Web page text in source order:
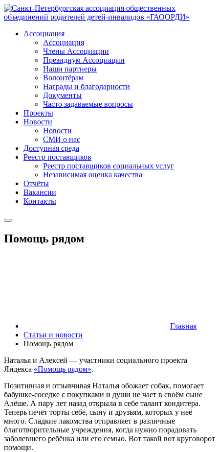
Ассоциация
Ассоциация
Члены Ассоциации
Президиум Ассоциации
Наши партнеры
Волонтёрам
Награды и благодарности
Документы
Часто задаваемые вопросы
Проекты
Новости
Новости
СМИ о нас
Доступная среда
Реестр поставщиков
Реестр поставщиков социальных услуг
Независимая оценка качества
Отчёты
Вакансии
Контакты
Помощь рядом
Главная
Статьи и новости
Помощь рядом
Наталья и Алексей — участники социального проекта
Яндекса «Помощь рядом».
Позитивная и отзывчивая Наталья обожает собак, помогает
бабушке-соседке с покупками и души не чает в своём сыне
Алёше. А пару лет назад открыла в себе талант кондитера.
Теперь печёт торты себе, сыну и друзьям, которых у неё
много. Сладкие лакомства отправляет в различные
благотворительные учреждения, когда нужно порадовать
заболевшего ребёнка или его семью. Вот такой вот круговорот
помощи.